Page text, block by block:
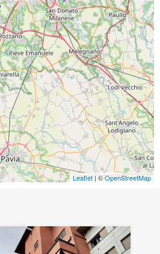
Leaflet| ©OpenStreetMap